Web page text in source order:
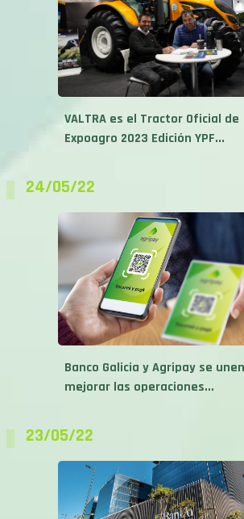
VALTRA es el Tractor Oficial de
Expoagro 2023 Edición YPF...
24/05/22
Banco Galicia y Agripay se
mejorar las operaciones...
23/05/22